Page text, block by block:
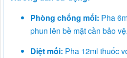
Phòng chống mối: Pha
phun lên bề mặt cần bảo vệ.
Diệt mối: Pha 12ml thuốc